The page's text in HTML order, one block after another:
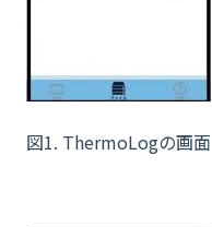
図1. ThermoLogの画面